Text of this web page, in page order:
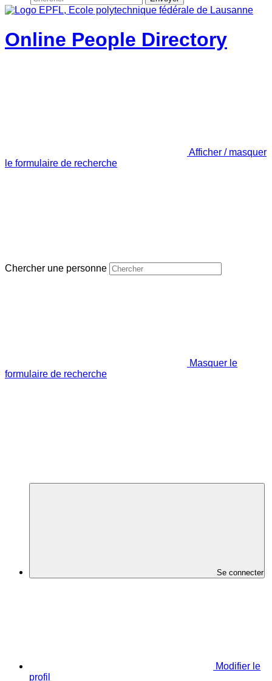
Online People Directory
Afficher / masquer
le formulaire de recherche
Chercher une personne
Masquer le
formulaire de recherche
Se connecter
Modifier le
profil